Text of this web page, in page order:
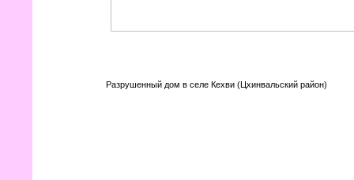
Разрушенный дом в селе Кехви (Цхинвальский район)